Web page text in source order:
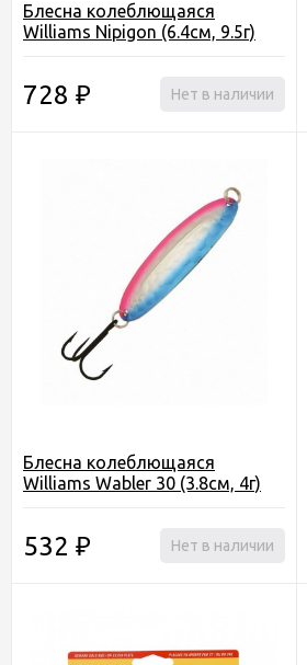
Блесна колеблющаяся
Williams Nipigon (6.4см, 9.5г)
728 ₽ Нет в наличии
Блесна колеблющаяся
Williams Wabler 30 (3.8см, 4г)
532 ₽ Нет в наличии